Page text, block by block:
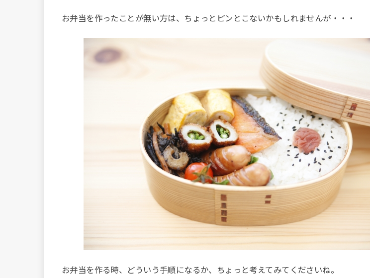
お弁当を作ったことが無い方は、ちょっとピンとこないかもしれませんが・・・
お弁当を作る時、どういう手順になるか、ちょっと考えてみてくださいね。